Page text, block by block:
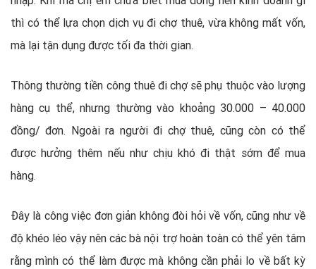
thì có thể lựa chọn dịch vụ đi chợ thuê, vừa không mất vốn,
mà lại tận dụng được tối đa thời gian.
Thông thường tiền công thuê đi chợ sẽ phụ thuộc vào lượng
hàng cụ thể, nhưng thường vào khoảng 30.000 – 40.000
đồng/ đơn. Ngoài ra người đi chợ thuê, cũng còn có thể
được hưởng thêm nếu như chịu khó đi thật sớm để mua
hàng.
Đây là công việc đơn giản không đòi hỏi về vốn, cũng như về
độ khéo léo vậy nên các bà nội trợ hoàn toàn có thể yên tâm
rằng mình có thể làm được mà không cần phải lo về bất kỳ